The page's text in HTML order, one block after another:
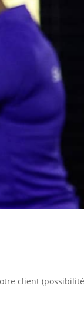
client (possibilité